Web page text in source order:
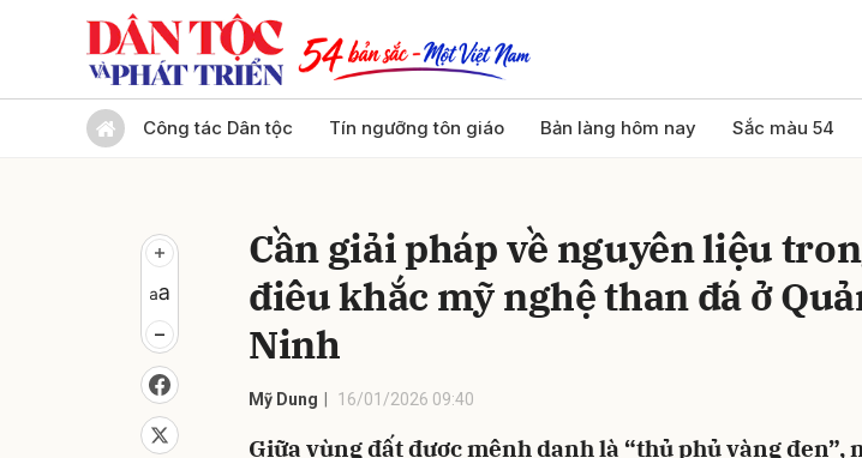
Công tác Dân tộc Tín ngưỡng tôn giáo Bản làng hôm nay Sắc màu 54
Cần giải pháp về nguyên liệu
điêu khắc mỹ nghệ than đá ở
Ninh
Mỹ Dung 16/01/2026 09:40
Giữa vùng đất được mệnh danh là “thủ phủ vàng đen”,
Gửi bình luận